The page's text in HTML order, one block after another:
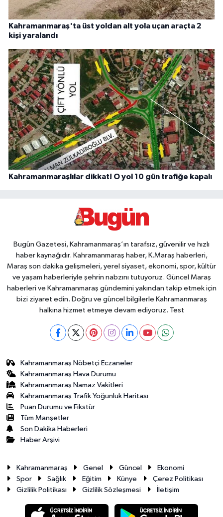
Kahramanmaraş'ta üst yoldan alt yola uçan araçta 2
kişi yaralandı
Kahramanmaraşlılar dikkat! O yol 10 gün trafiğe kapalı
Bugün Gazetesi, Kahramanmaraş’ın tarafsız, güvenilir ve hızlı
haber kaynağıdır. Kahramanmaraş haber, K.Maraş haberleri,
Maraş son dakika gelişmeleri, yerel siyaset, ekonomi, spor, kültür
ve yaşam haberleriyle şehrin nabzını tutuyoruz. Güncel Maraş
haberleri ve Kahramanmaraş gündemini yakından takip etmek için
bizi ziyaret edin. Doğru ve güncel bilgilerle Kahramanmaraş
halkına hizmet etmeye devam ediyoruz. Test
Kahramanmaraş Nöbetçi Eczaneler
Kahramanmaraş Hava Durumu
Kahramanmaraş Namaz Vakitleri
Kahramanmaraş Trafik Yoğunluk Haritası
Puan Durumu ve Fikstür
Tüm Manşetler
Son Dakika Haberleri
Haber Arşivi
Kahramanmaraş Genel Güncel
Ekonomi
Spor
Sağlık Eğitim Künye
Çerez Politikası
Gizlilik Politikası
Gizlilik Sözleşmesi İletişim